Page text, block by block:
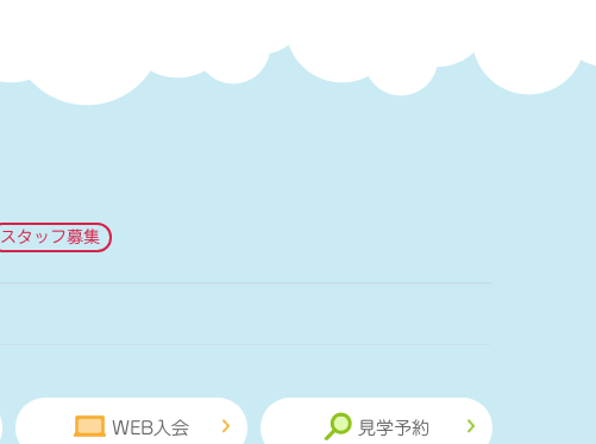
スタッフ募集
WEB入会 見学予約